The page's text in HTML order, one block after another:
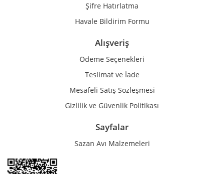
Şifre Hatırlatma
Havale Bildirim Formu
Alışveriş
Ödeme Seçenekleri
Teslimat ve İade
Mesafeli Satış Sözleşmesi
Gizlilik ve Güvenlik Politikası
Sayfalar
Sazan Avı Malzemeleri